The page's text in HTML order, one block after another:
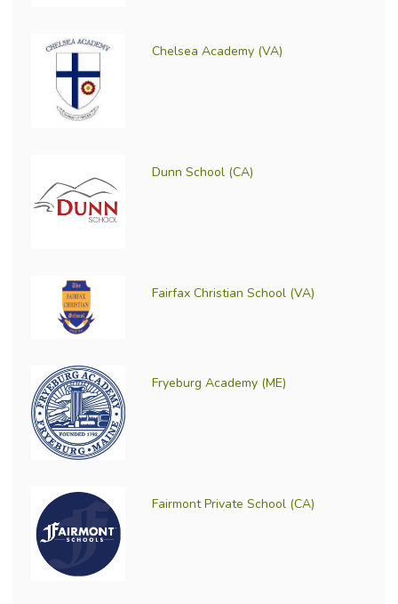
Chelsea Academy (VA)
Dunn School (CA)
Fairfax Christian School (VA)
Fryeburg Academy (ME)
Fairmont Private School (CA)